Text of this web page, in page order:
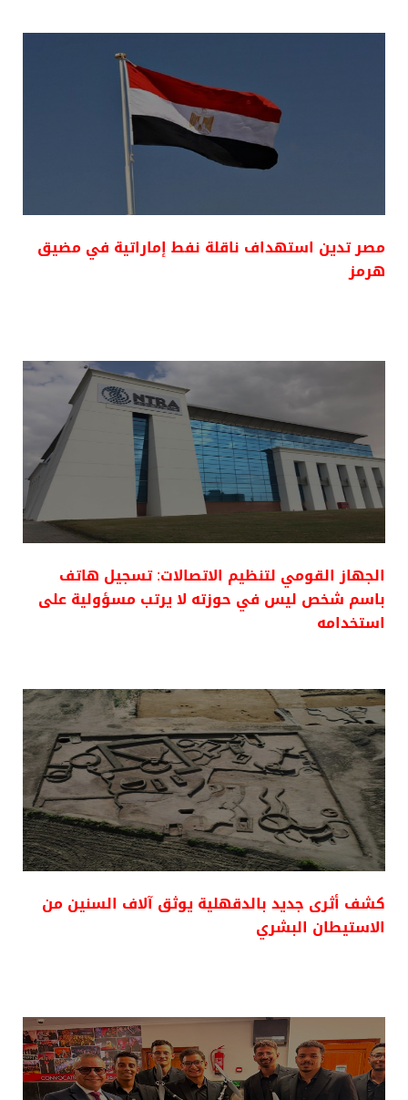
مصر تدين استهداف ناقلة نفط إماراتية في مضيق
هرمز
الجهاز القومي لتنظيم الاتصالات: تسجيل هاتف
باسم شخص ليس في حوزته لا يرتب مسؤولية على
استخدامه
كشف أثرى جديد بالدقهلية يوثق آلاف السنين من
الاستيطان البشري